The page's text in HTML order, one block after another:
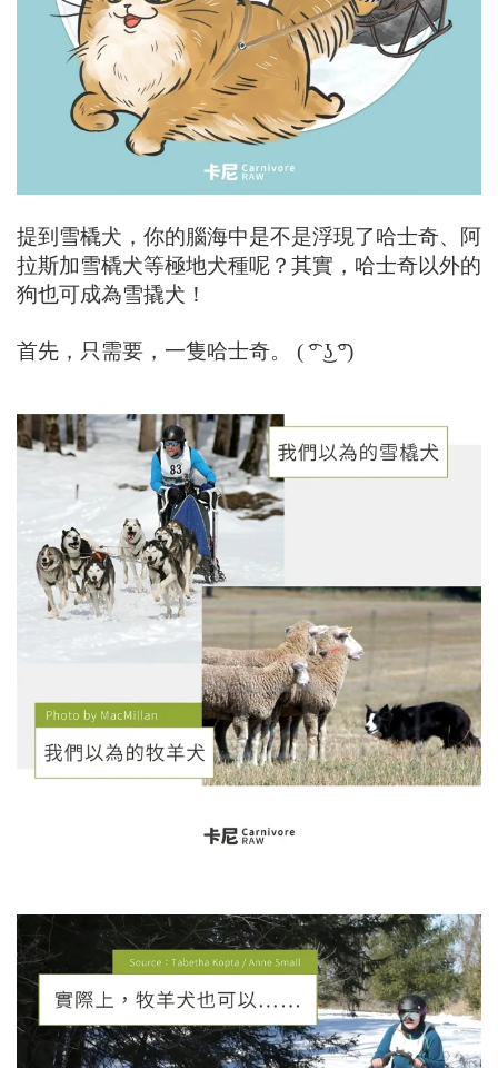
提到雪橇犬，你的腦海中是不是浮現了哈士奇、阿
拉斯加雪橇犬等極地犬種呢？其實，哈士奇以外的
狗也可成為雪撬犬！
首先，只需要，一隻哈士奇。 ( ͡° ͜ʖ ͡°)